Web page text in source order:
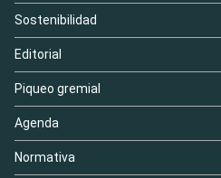
Sostenibilidad
Editorial
Piqueo gremial
Agenda
Normativa